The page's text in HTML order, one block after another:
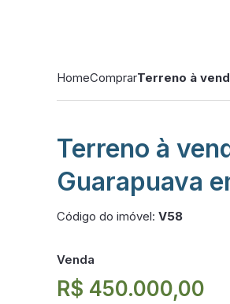
HomeComprarTerreno à
Terreno à
Guarapuava
Código do imóvel: V58
Venda
R$ 450.000,00